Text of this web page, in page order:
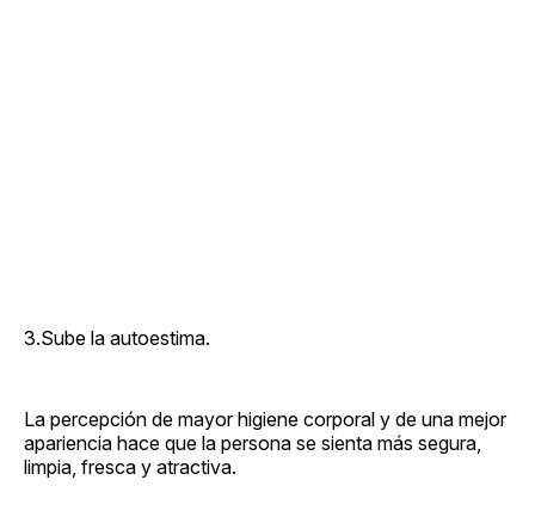
3.Sube la autoestima.
La percepción de mayor higiene corporal y de una mejor
apariencia hace que la persona se sienta más segura,
limpia, fresca y atractiva.